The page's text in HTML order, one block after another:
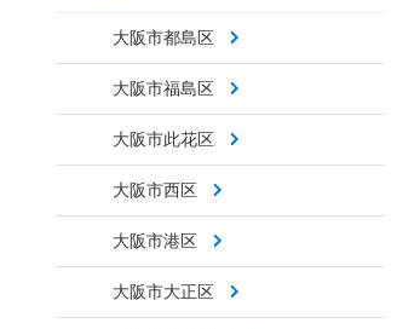
大阪市都島区
大阪市福島区
大阪市此花区
大阪市西区
大阪市港区
大阪市大正区